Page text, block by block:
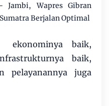
Wapres Gibran
Berjalan Optimal
baik,
baik,
pelayanannya juga